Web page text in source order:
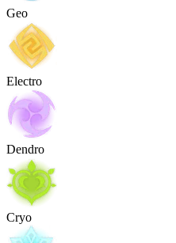
Geo
Electro
Dendro
Cryo